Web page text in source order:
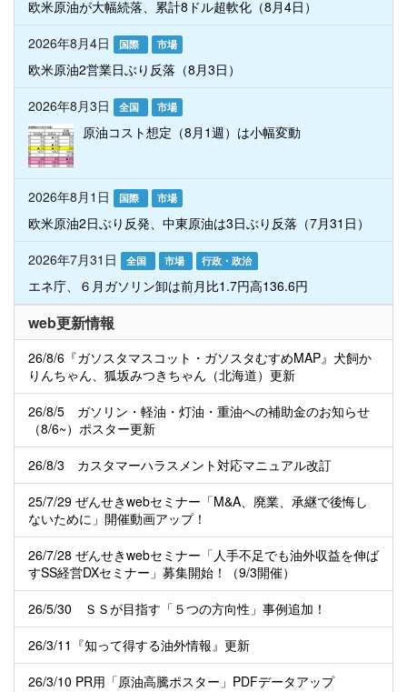
欧米原油が大幅続落、累計8ドル超軟化（8月4日）
2026年8月4日
国際 市場
欧米原油2営業日ぶり反落（8月3日）
2026年8月3日
全国 市場
原油コスト想定（8月1週）は小幅変動
2026年8月1日 国際 市場
欧米原油2日ぶり反発、中東原油は3日ぶり反落（7月31日）
2026年7月31日
全国 市場 行政・政治
エネ庁、６月ガソリン卸は前月比1.7円高136.6円
web更新情報
26/8/6『ガソスタマスコット・ガソスタむすめMAP』犬飼か
りんちゃん、狐坂みつきちゃん（北海道）更新
26/8/5 ガソリン・軽油・灯油・重油への補助金のお知らせ
（8/6~）ポスター更新
26/8/3 カスタマーハラスメント対応マニュアル改訂
25/7/29 ぜんせきwebセミナー「M&A、廃業、承継で後悔し
ないために」開催動画アップ！
26/7/28 ぜんせきwebセミナー「人手不足でも油外収益を伸ば
すSS経営DXセミナー」募集開始！（9/3開催）
26/5/30 ＳＳが目指す「５つの方向性」事例追加！
26/3/11『知って得する油外情報』更新
26/3/10 PR用「原油高騰ポスター」PDFデータアップ